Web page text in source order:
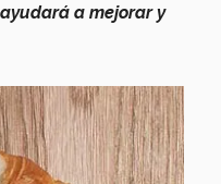
a mejorar y